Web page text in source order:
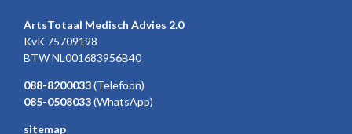
ArtsTotaal Medisch Advies 2.0
KvK 75709198
BTWNL001683956B40
088-8200033(Telefoon)
085-0508033(WhatsApp)
sitemap